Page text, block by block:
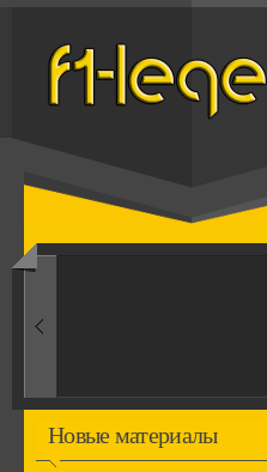
1960-ые
Новые материалы